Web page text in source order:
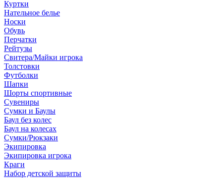
Куртки
Нательное белье
Носки
Обувь
Перчатки
Рейтузы
Свитера/Майки игрока
Толстовки
Футболки
Шапки
Шорты спортивные
Сувениры
Сумки и Баулы
Баул без колес
Баул на колесах
Сумки/Рюкзаки
Экипировка
Экипировка игрока
Краги
Набор детской защиты